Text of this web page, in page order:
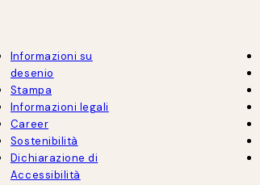
Informazioni su
desenio
Stampa
Informazioni legali
Career
Sostenibilità
Dichiarazione di
Accessibilità